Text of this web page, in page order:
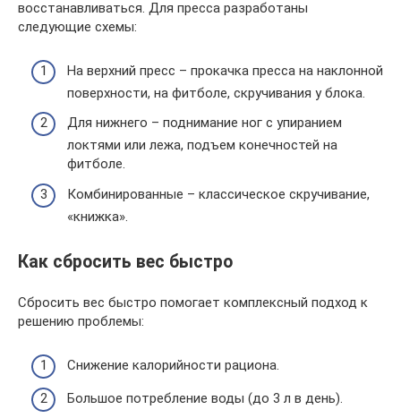
восстанавливаться. Для пресса разработаны
следующие схемы:
На верхний пресс – прокачка пресса на наклонной
поверхности, на фитболе, скручивания у блока.
Для нижнего – поднимание ног с упиранием
локтями или лежа, подъем конечностей на
фитболе.
Комбинированные – классическое скручивание,
«книжка».
Как сбросить вес быстро
Сбросить вес быстро помогает комплексный подход к
решению проблемы:
Снижение калорийности рациона.
Большое потребление воды (до 3 л в день).